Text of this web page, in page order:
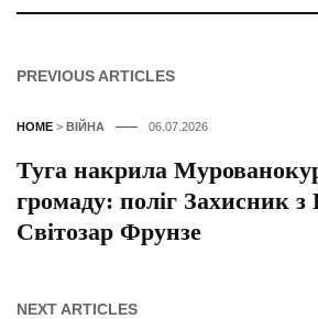
PREVIOUS ARTICLES
HOME > ВІЙНА 06.07.2026
Туга накрила
громаду: поліг Захисник з
Світозар Фрунзе
NEXT ARTICLES